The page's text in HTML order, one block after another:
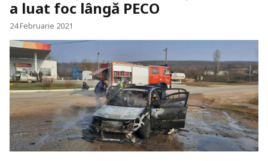
a luat foc lângă PECO
24 Februarie 2021